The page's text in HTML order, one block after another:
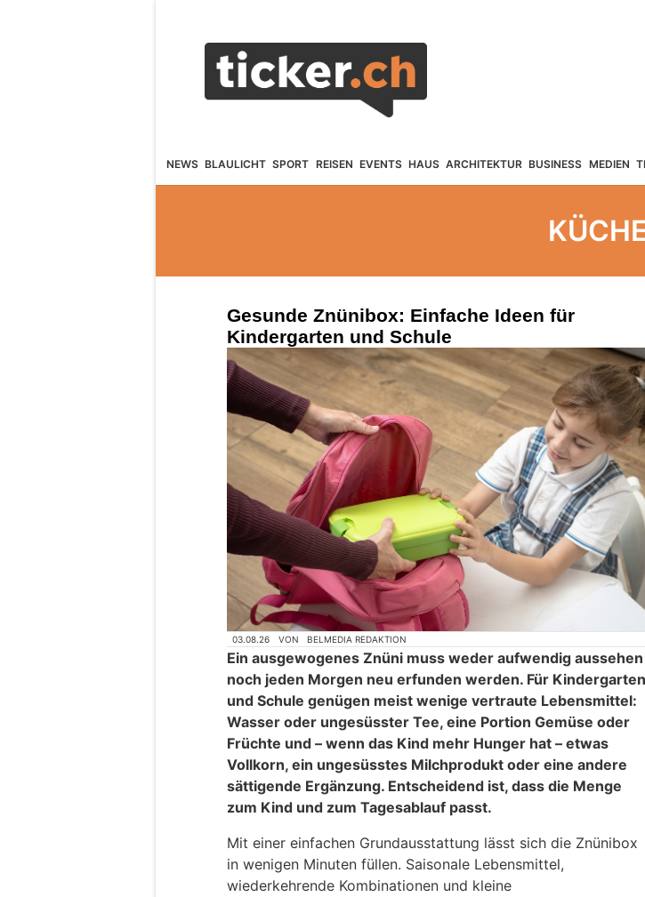
NEWS BLAULICHT SPORT REISEN EVENTS HAUS ARCHITEKTUR BUSINESS MEDIEN
Gesunde Znünibox: Einfache Ideen für
Kindergarten und Schule
03.08.26 VON BELMEDIA REDAKTION
Ein ausgewogenes Znüni muss weder aufwendig aussehen
noch jeden Morgen neu erfunden werden. Für Kindergarten
und Schule genügen meist wenige vertraute Lebensmittel:
Wasser oder ungesüsster Tee, eine Portion Gemüse oder
Früchte und – wenn das Kind mehr Hunger hat – etwas
Vollkorn, ein ungesüsstes Milchprodukt oder eine andere
sättigende Ergänzung. Entscheidend ist, dass die Menge
zum Kind und zum Tagesablauf passt.
Mit einer einfachen Grundausstattung lässt sich die Znünibox
in wenigen Minuten füllen. Saisonale Lebensmittel,
wiederkehrende Kombinationen und kleine